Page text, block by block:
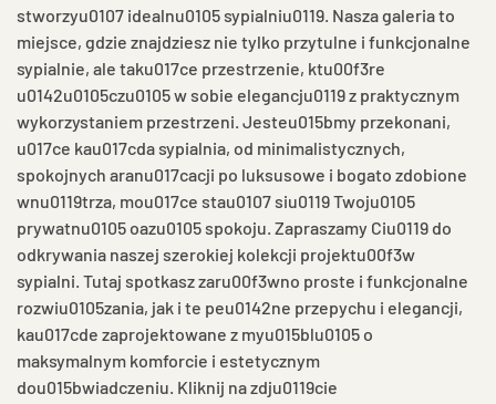
stworzyu0107 idealnu0105 sypialniu0119. Nasza galeria to
miejsce, gdzie znajdziesz nie tylko przytulne i funkcjonalne
sypialnie, ale taku017ce przestrzenie, ktu00f3re
u0142u0105czu0105 w sobie elegancju0119 z praktycznym
wykorzystaniem przestrzeni. Jesteu015bmy przekonani,
u017ce kau017cda sypialnia, od minimalistycznych,
spokojnych aranu017cacji po luksusowe i bogato zdobione
wnu0119trza, mou017ce stau0107 siu0119 Twoju0105
prywatnu0105 oazu0105 spokoju. Zapraszamy Ciu0119 do
odkrywania naszej szerokiej kolekcji projektu00f3w
sypialni. Tutaj spotkasz zaru00f3wno proste i funkcjonalne
rozwiu0105zania, jak i te peu0142ne przepychu i elegancji,
kau017cde zaprojektowane z myu015blu0105 o
maksymalnym komforcie i estetycznym
dou015bwiadczeniu. Kliknij na zdju0119cie